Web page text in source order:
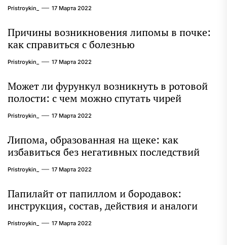
Pristroykin_ 17 Марта 2022
Причины возникновения липомы в почке:
как справиться с болезнью
Pristroykin_ 17 Марта 2022
Может ли фурункул возникнуть в ротовой
полости: с чем можно спутать чирей
Pristroykin_ 17 Марта 2022
Липома, образованная на щеке: как
избавиться без негативных последствий
Pristroykin_ 17 Марта 2022
Папилайт от папиллом и бородавок:
инструкция, состав, действия и аналоги
Pristroykin_ 17 Марта 2022